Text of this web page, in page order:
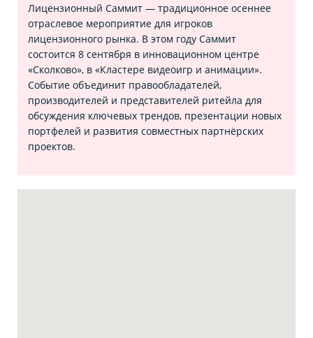
Лицензионный Саммит — традиционное осеннее
отраслевое мероприятие для игроков
лицензионного рынка. В этом году Саммит
состоится 8 сентября в инновационном центре
«Сколково», в «Кластере видеоигр и анимации».
Событие объединит правообладателей,
производителей и представителей ритейла для
обсуждения ключевых трендов, презентации новых
портфелей и развития совместных партнёрских
проектов.